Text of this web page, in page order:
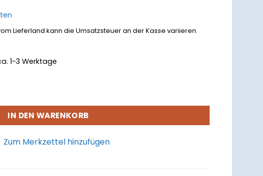
Lieferland kann die Umsatzsteuer an der Kasse variieren.
1-3 Werktage
IN DEN WARENKORB
Zum Merkzettel hinzufügen